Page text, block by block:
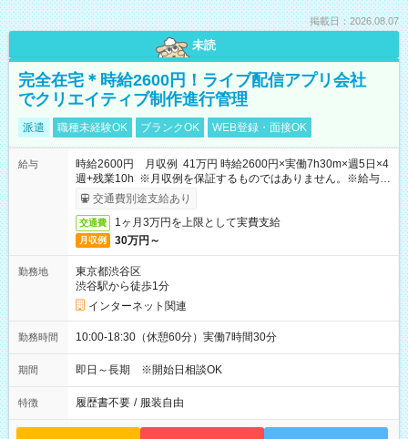
掲載日：2026.08.07
未読
完全在宅＊時給2600円！ライブ配信アプリ会社
でクリエイティブ制作進行管理
派遣 職種未経験OK ブランクOK WEB登録・面接OK
給与
時給2600円 月収例 41万円 時給2600円×実働7h30m×週5日×4
週+残業10h ※月収例を保証するものではありません。※給与即
受取りサービス利用可（利用条件有）
交通費別途支給あり
交通費 1ヶ月3万円を上限として実費支給
月収例 30万円～
勤務地
東京都渋谷区
渋谷駅から徒歩1分
インターネット関連
勤務時間 10:00-18:30（休憩60分）実働7時間30分
期間 即日～長期 ※開始日相談OK
特徴 履歴書不要 / 服装自由